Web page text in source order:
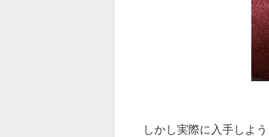
しかし実際に入手しよ